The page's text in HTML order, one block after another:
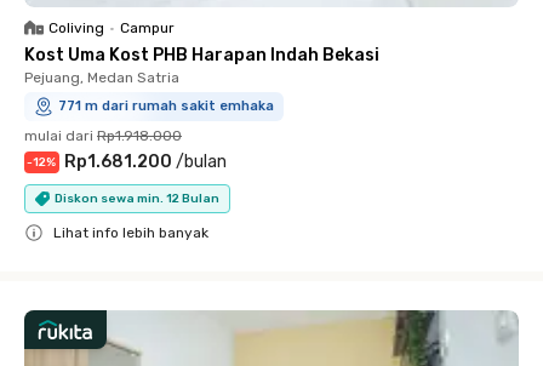
Coliving • Campur
Kost Uma Kost PHB Harapan Indah Bekasi
Pejuang, Medan Satria
771 m dari rumah sakit emhaka
mulai dari Rp1.918.000
-12% Rp1.681.200 /bulan
Diskon sewa min. 12 Bulan
Lihat info lebih banyak